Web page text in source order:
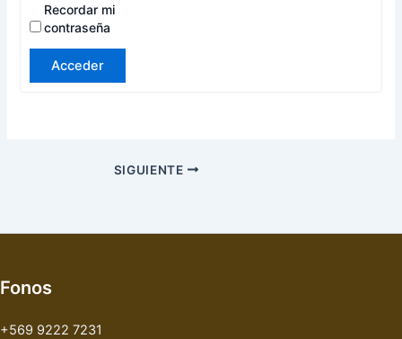
Recordar mi
contraseña
Acceder
SIGUIENTE
Fonos
+569 9222 7231